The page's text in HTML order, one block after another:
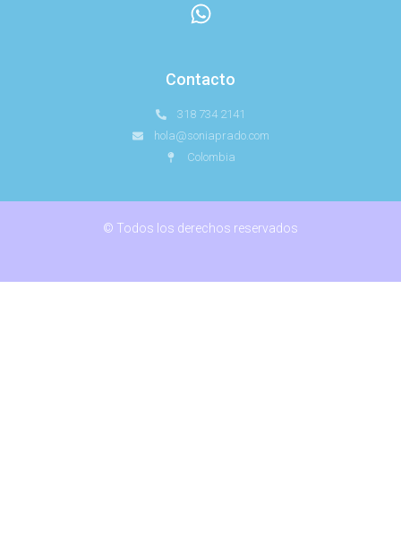
Contacto
318 734 2141
hola@soniaprado.com
Colombia
© Todos los derechos reservados